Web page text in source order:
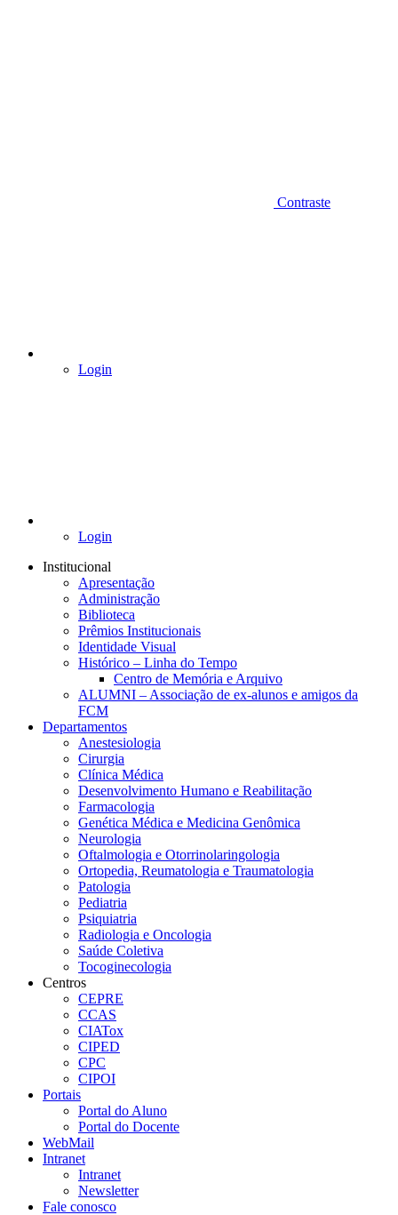
Contraste
Login
Login
Institucional
Apresentação
Administração
Biblioteca
Prêmios Institucionais
Identidade Visual
Histórico – Linha do Tempo
Centro de Memória e Arquivo
ALUMNI – Associação de ex-alunos e amigos da
FCM
Departamentos
Anestesiologia
Cirurgia
Clínica Médica
Desenvolvimento Humano e Reabilitação
Farmacologia
Genética Médica e Medicina Genômica
Neurologia
Oftalmologia e Otorrinolaringologia
Ortopedia, Reumatologia e Traumatologia
Patologia
Pediatria
Psiquiatria
Radiologia e Oncologia
Saúde Coletiva
Tocoginecologia
Centros
CEPRE
CCAS
CIATox
CIPED
CPC
CIPOI
Portais
Portal do Aluno
Portal do Docente
WebMail
Intranet
Intranet
Newsletter
Fale conosco